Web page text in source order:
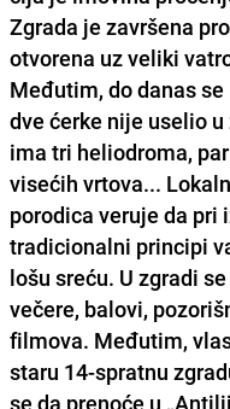
Zgrada je završena
otvorena uz veliki
Međutim, do danas
dve ćerke nije uselio
ima tri heliodroma,
visećih vrtova...
porodica veruje da pri
tradicionalni principi
lošu sreću. U zgradi
večere, balovi,
filmova. Međutim,
staru 14-spratnu
se da prenoće u